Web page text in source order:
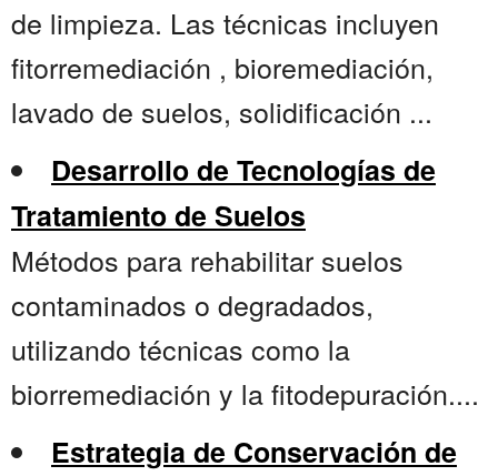
de limpieza. Las técnicas incluyen
fitorremediación , bioremediación,
lavado de suelos, solidificación ...
Desarrollo de Tecnologías de
Tratamiento de Suelos
Métodos para rehabilitar suelos
contaminados o degradados,
utilizando técnicas como la
biorremediación y la fitodepuración....
Estrategia de Conservación de